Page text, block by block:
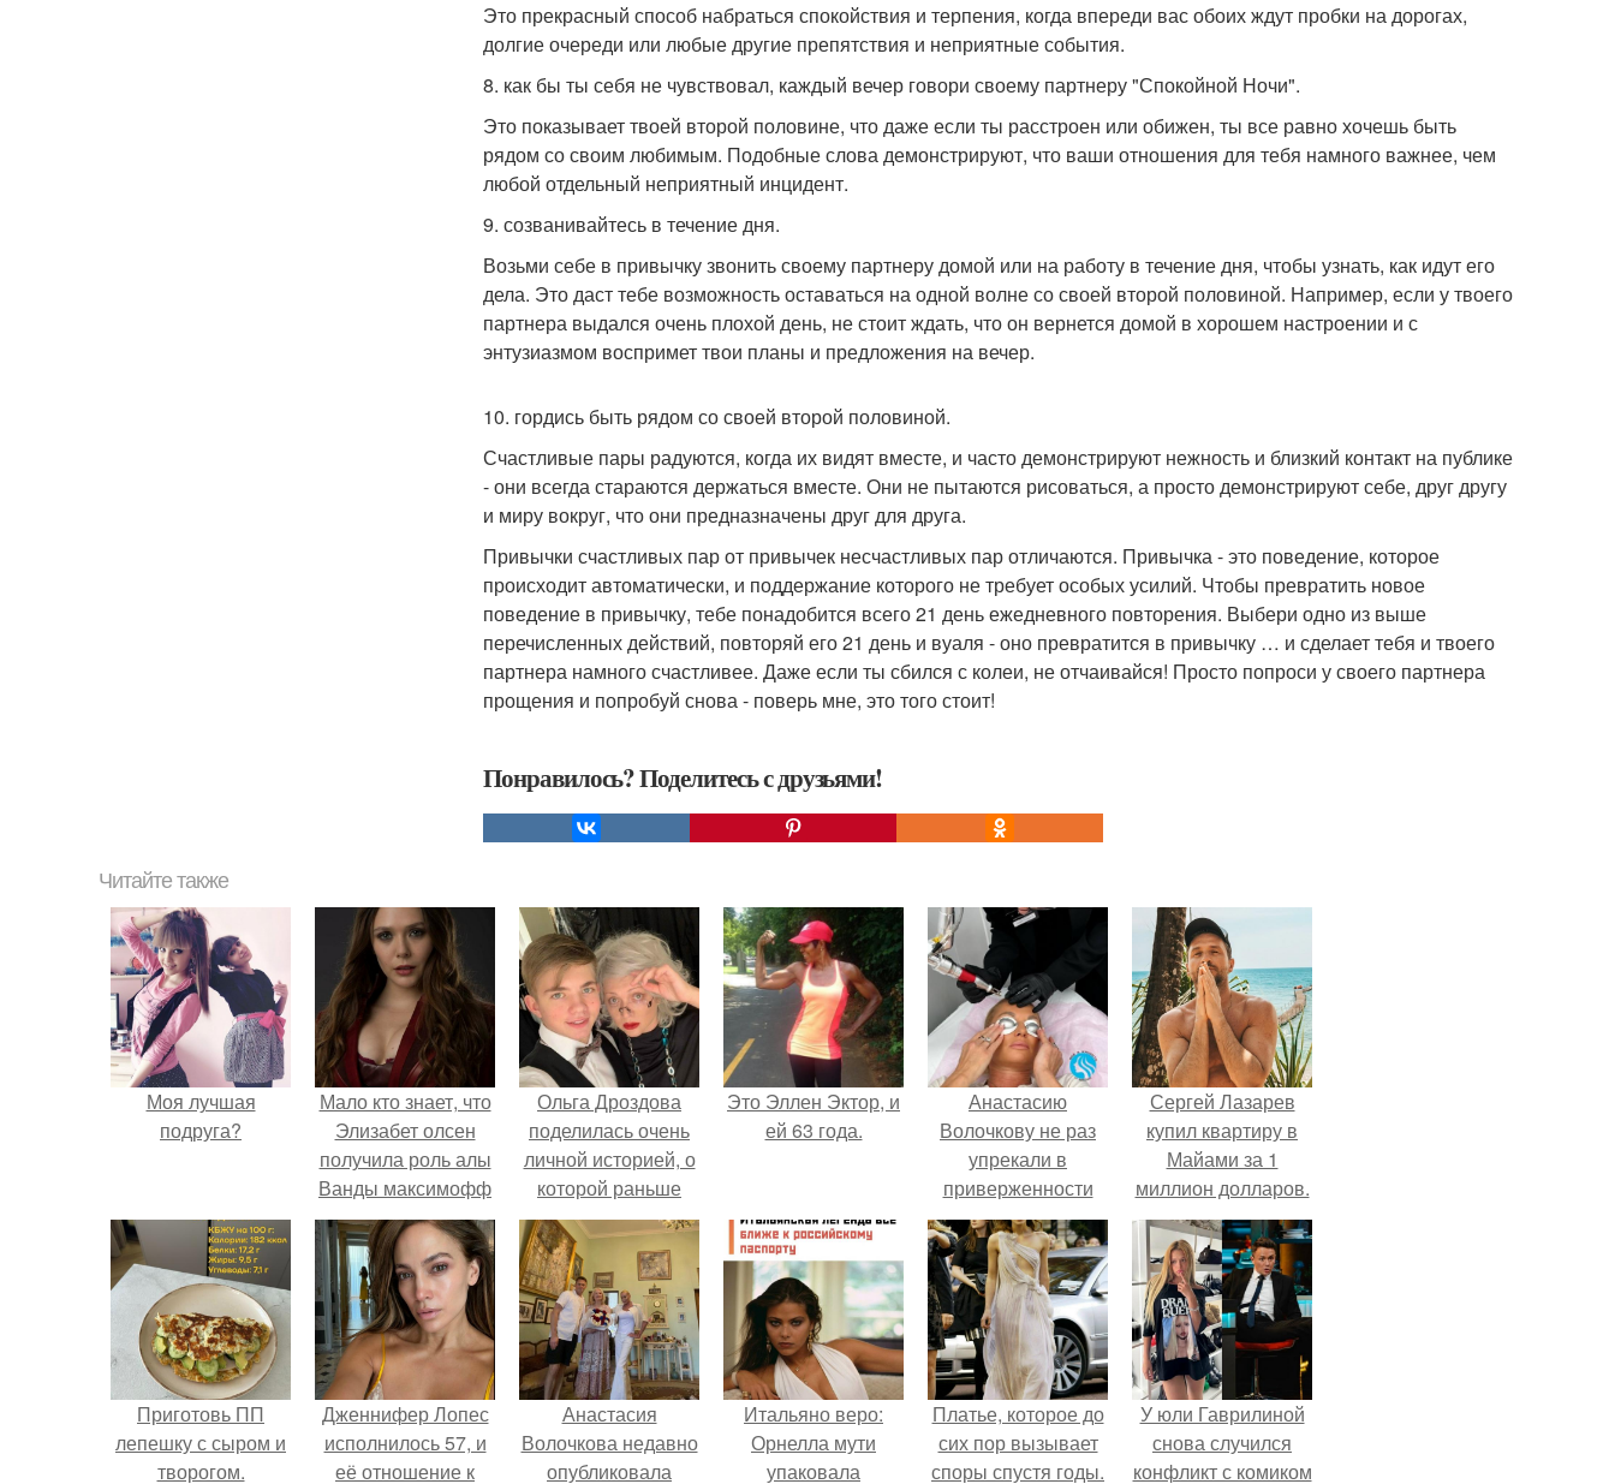
Это прекрасный способ набраться спокойствия и терпения, когда впереди вас обоих ждут пробки на дорогах,
долгие очереди или любые другие препятствия и неприятные события.
8. как бы ты себя не чувствовал, каждый вечер говори своему партнеру "Спокойной Ночи".
Это показывает твоей второй половине, что даже если ты расстроен или обижен, ты все равно хочешь быть
рядом со своим любимым. Подобные слова демонстрируют, что ваши отношения для тебя намного важнее, чем
любой отдельный неприятный инцидент.
9. созванивайтесь в течение дня.
Возьми себе в привычку звонить своему партнеру домой или на работу в течение дня, чтобы узнать, как идут его
дела. Это даст тебе возможность оставаться на одной волне со своей второй половиной. Например, если у твоего
партнера выдался очень плохой день, не стоит ждать, что он вернется домой в хорошем настроении и с
энтузиазмом воспримет твои планы и предложения на вечер.
10. гордись быть рядом со своей второй половиной.
Счастливые пары радуются, когда их видят вместе, и часто демонстрируют нежность и близкий контакт на публике
- они всегда стараются держаться вместе. Они не пытаются рисоваться, а просто демонстрируют себе, друг другу
и миру вокруг, что они предназначены друг для друга.
Привычки счастливых пар от привычек несчастливых пар отличаются. Привычка - это поведение, которое
происходит автоматически, и поддержание которого не требует особых усилий. Чтобы превратить новое
поведение в привычку, тебе понадобится всего 21 день ежедневного повторения. Выбери одно из выше
перечисленных действий, повторяй его 21 день и вуаля - оно превратится в привычку … и сделает тебя и твоего
партнера намного счастливее. Даже если ты сбился с колеи, не отчаивайся! Просто попроси у своего партнера
прощения и попробуй снова - поверь мне, это того стоит!
Понравилось? Поделитесь с друзьями!
Читайте также
Моя лучшая
подруга?
Мало кто знает, что
Элизабет олсен
получила роль алы
Ванды максимофф
не сразу.
Ольга Дроздова
поделилась очень
личной историей, о
которой раньше
почти не говорила.
Это Эллен Эктор, и
ей 63 года.
Анастасию
Волочкову не раз
упрекали в
приверженности
устаревшим бьюти -
процедурам.
Сергей Лазарев
купил квартиру в
Майами за 1
миллион долларов.
Приготовь ПП
лепешку с сыром и
творогом.
Дженнифер Лопес
исполнилось 57, и
её отношение к
Анастасия
Волочкова недавно
опубликовала
Итальяно веро:
Орнелла мути
упаковала
Платье, которое до
сих пор вызывает
споры спустя годы.
У юли Гаврилиной
снова случился
конфликт с комиком